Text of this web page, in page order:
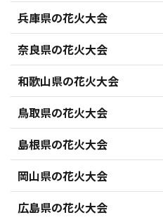
兵庫県の花火大会
奈良県の花火大会
和歌山県の花火大会
鳥取県の花火大会
島根県の花火大会
岡山県の花火大会
広島県の花火大会